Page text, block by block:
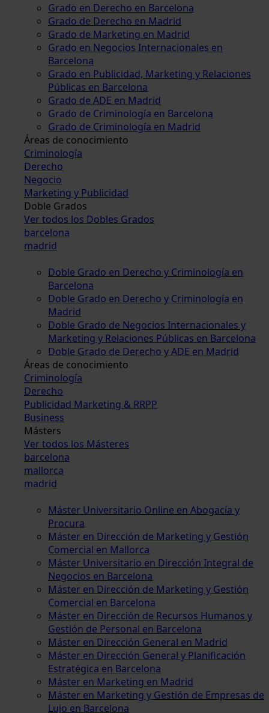
Grado en Derecho en Barcelona
Grado de Derecho en Madrid
Grado de Marketing en Madrid
Grado en Negocios Internacionales en
Barcelona
Grado en Publicidad, Marketing y Relaciones
Públicas en Barcelona
Grado de ADE en Madrid
Grado de Criminología en Barcelona
Grado de Criminología en Madrid
Áreas de conocimiento
Criminología
Derecho
Negocio
Marketing y Publicidad
Doble Grados
Ver todos los Dobles Grados
barcelona
madrid
Doble Grado en Derecho y Criminología en
Barcelona
Doble Grado en Derecho y Criminología en
Madrid
Doble Grado de Negocios Internacionales y
Marketing y Relaciones Públicas en Barcelona
Doble Grado de Derecho y ADE en Madrid
Áreas de conocimiento
Criminología
Derecho
Publicidad Marketing & RRPP
Business
Másters
Ver todos los Másteres
barcelona
mallorca
madrid
Máster Universitario Online en Abogacía y
Procura
Máster en Dirección de Marketing y Gestión
Comercial en Mallorca
Máster Universitario en Dirección Integral de
Negocios en Barcelona
Máster en Dirección de Marketing y Gestión
Comercial en Barcelona
Máster en Dirección de Recursos Humanos y
Gestión de Personal en Barcelona
Máster en Dirección General en Madrid
Máster en Dirección General y Planificación
Estratégica en Barcelona
Máster en Marketing en Madrid
Máster en Marketing y Gestión de Empresas de
Lujo en Barcelona